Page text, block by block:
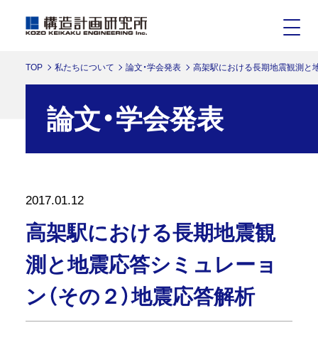
TOP 私たちについて 論文・学会発表 高架駅における長期地震観測と
論文・学会発表
2017.01.12
高架駅における長期地震観
測と地震応答シミュレーョ
ン（その２）地震応答解析